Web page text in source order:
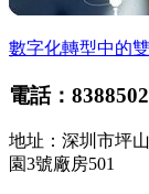
數字化轉型中的
電話：
地址：深圳市坪
園3號廠房501